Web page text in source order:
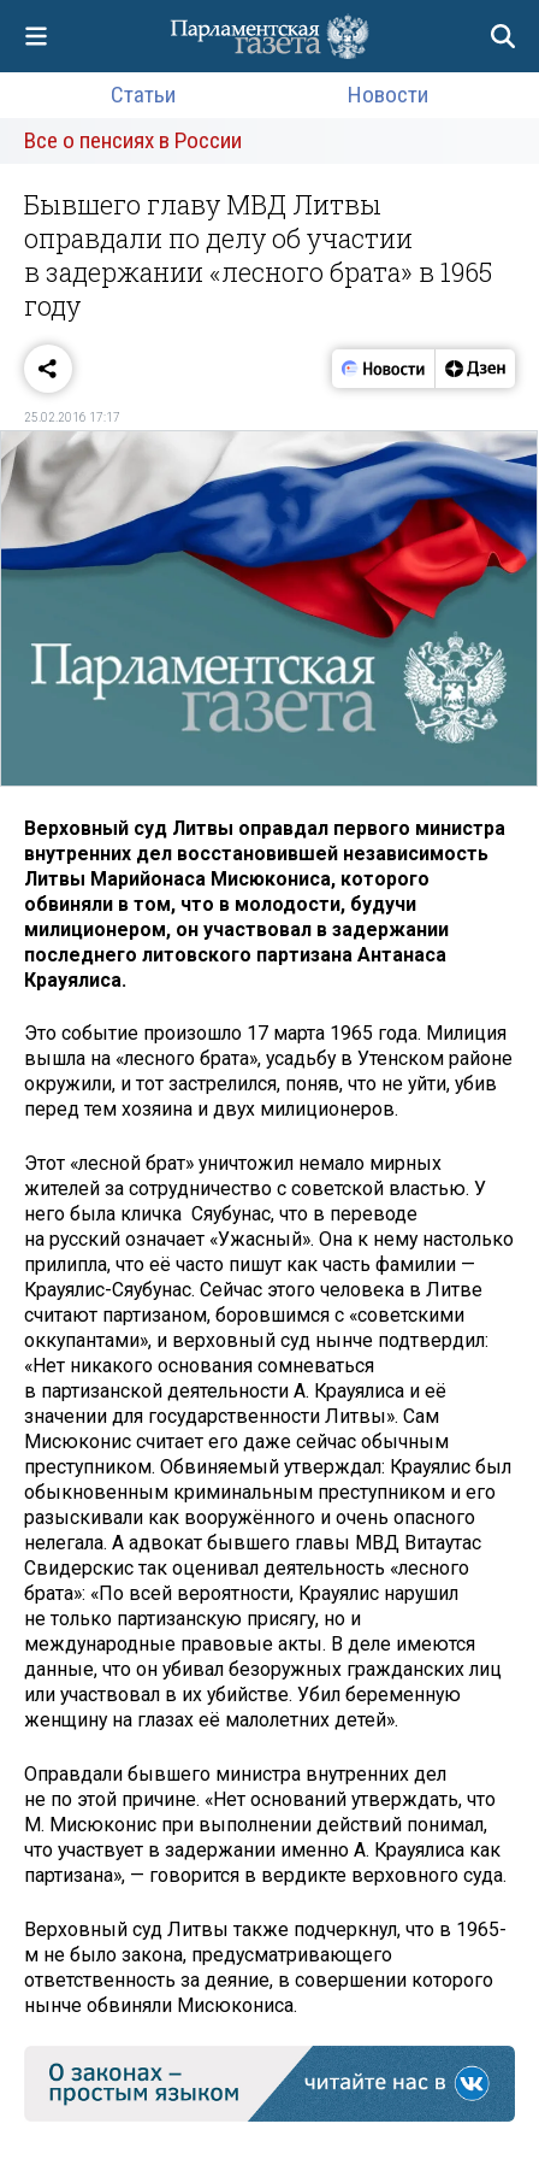
Статьи
Новости
Все о пенсиях в России
Бывшего главу МВД Литвы
оправдали по делу об участии
в задержании «лесного брата» в 1965
году
25.02.2016 17:17
Верховный суд Литвы оправдал первого министра
внутренних дел восстановившей независимость
Литвы Марийонаса Мисюкониса, которого
обвиняли в том, что в молодости, будучи
милиционером, он участвовал в задержании
последнего литовского партизана Антанаса
Крауялиса.
Это событие произошло 17 марта 1965 года. Милиция
вышла на «лесного брата», усадьбу в Утенском районе
окружили, и тот застрелился, поняв, что не уйти, убив
перед тем хозяина и двух милиционеров.
Этот «лесной брат» уничтожил немало мирных
жителей за сотрудничество с советской властью. У
него была кличка Сяубунас, что в переводе
на русский означает «Ужасный». Она к нему настолько
прилипла, что её часто пишут как часть фамилии —
Крауялис-Сяубунас. Сейчас этого человека в Литве
считают партизаном, боровшимся с «советскими
оккупантами», и верховный суд нынче подтвердил:
«Нет никакого основания сомневаться
в партизанской деятельности А. Крауялиса и её
значении для государственности Литвы». Сам
Мисюконис считает его даже сейчас обычным
преступником. Обвиняемый утверждал: Крауялис был
обыкновенным криминальным преступником и его
разыскивали как вооружённого и очень опасного
нелегала. А адвокат бывшего главы МВД Витаутас
Свидерскис так оценивал деятельность «лесного
брата»: «По всей вероятности, Крауялис нарушил
не только партизанскую присягу, но и
международные правовые акты. В деле имеются
данные, что он убивал безоружных гражданских лиц
или участвовал в их убийстве. Убил беременную
женщину на глазах её малолетних детей».
Оправдали бывшего министра внутренних дел
не по этой причине. «Нет оснований утверждать, что
М. Мисюконис при выполнении действий понимал,
что участвует в задержании именно А. Крауялиса как
партизана», — говорится в вердикте верховного суда.
Верховный суд Литвы также подчеркнул, что в 1965-
м не было закона, предусматривающего
ответственность за деяние, в совершении которого
нынче обвиняли Мисюкониса.